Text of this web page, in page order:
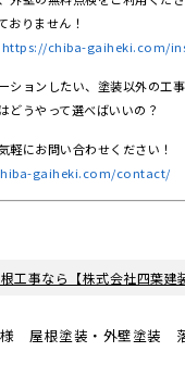
おりません！
https://chiba-gaiheki.com/
ションしたい、塗装以外の
うやって選べばいいの？
にお問い合わせください！
gaiheki.com/contact/
工事なら【株式会社四葉建
様 屋根塗装・外壁塗装